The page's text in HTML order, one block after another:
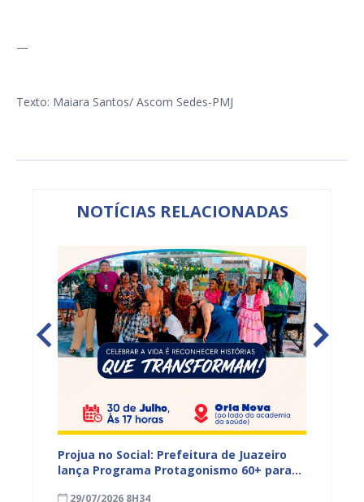
—
Texto: Maiara Santos/ Ascom Sedes-PMJ
NOTÍCIAS RELACIONADAS
Projua no Social: Prefeitura de Juazeiro
lança Programa Protagonismo 60+ para
29/07/2026 8H34